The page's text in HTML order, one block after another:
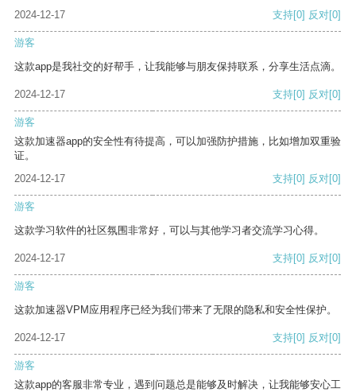
2024-12-17 支持[0] 反对[0]
游客
这款app是我社交的好帮手，让我能够与朋友保持联系，分享生活点滴。
2024-12-17 支持[0] 反对[0]
游客
这款加速器app的安全性有待提高，可以加强防护措施，比如增加双重验
证。
2024-12-17
支持[0] 反对[0]
游客
这款学习软件的社区氛围非常好，可以与其他学习者交流学习心得。
2024-12-17 支持[0] 反对[0]
游客
这款加速器VPM应用程序已经为我们带来了无限的隐私和安全性保护。
2024-12-17 支持[0] 反对[0]
游客
这款app的客服非常专业，遇到问题总是能够及时解决，让我能够安心工